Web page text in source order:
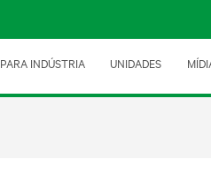
PARA INDÚSTRIA UNIDADES